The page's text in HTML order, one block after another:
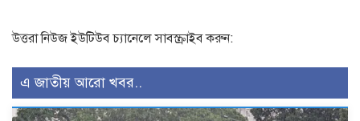
উত্তরা নিউজ ইউটিউব চ্যানেলে সাবস্ক্রাইব করুন:
এ জাতীয় আরো খবর..